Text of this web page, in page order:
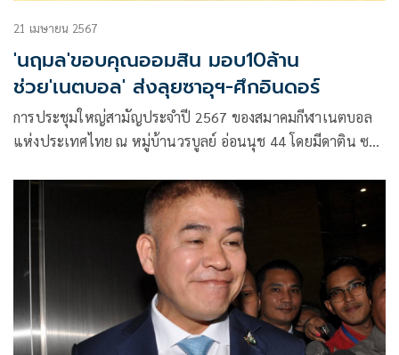
21 เมษายน 2567
'นฤมล'ขอบคุณออมสิน มอบ10ล้าน
ช่วย'เนตบอล' ส่งลุยซาอุฯ-ศึกอินดอร์
การประชุมใหญ่สามัญประจำปี 2567 ของสมาคมกีฬาเนตบอล
แห่งประเทศไทย​ ณ หมู่บ้านวร​บูลย์ อ่อนนุช 44 โดยมีดาติน ซรี
คณะกรรมการบริหาร​ สโมสรสมาชิก​ และผู้แทนจากการกีฬาแห่ง
ประเทศไทยเข้าร่วมเป็นสักขีพยาน​